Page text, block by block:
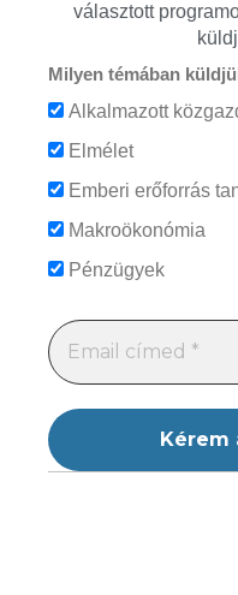
választott
Milyen témában
Alkalmazott
Elmélet
Emberi erőforrás
Makroökonómia
Pénzügyek